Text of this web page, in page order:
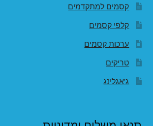
קסמים למתקדמים
קלפי קסמים
ערכות קסמים
טריקים
ג'אגלינג